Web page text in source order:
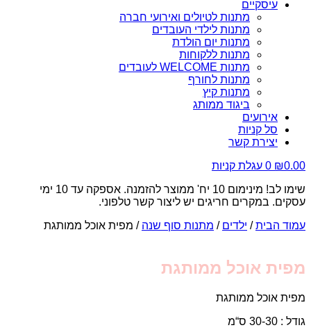
עיסקיים
מתנות לטיולים ואירועי חברה
מתנות לילדי העובדים
מתנות יום הולדת
מתנות ללקוחות
מתנות WELCOME לעובדים
מתנות לחורף
מתנות קיץ
ביגוד ממותג
אירועים
סל קניות
יצירת קשר
₪0.00
0 עגלת קניות
שימו לב! מינימום 10 יח' ממוצר להזמנה. אספקה עד 10 ימי
עסקים. במקרים חריגים יש ליצור קשר טלפוני.
עמוד הבית/ ילדים / מתנות סוף שנה / מפית אוכל ממותגת
מפית אוכל ממותגת
מפית אוכל ממותגת
גודל : 30-30 ס“מ